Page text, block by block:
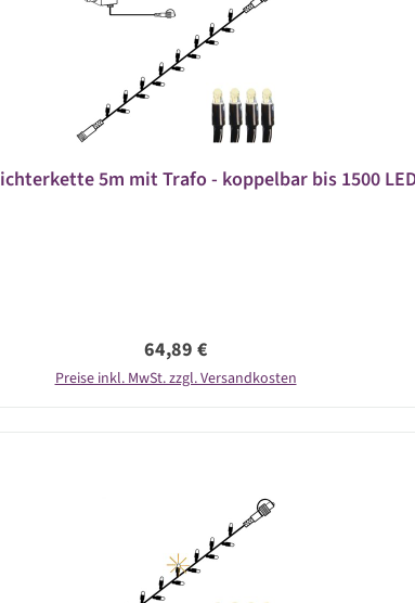
5m mit Trafo - koppelbar bis 1500
Regulärer Preis:
64,89 €
Preise inkl. MwSt. zzgl. Versandkosten